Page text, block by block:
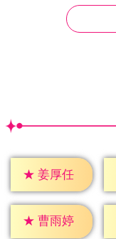
★ 姜厚任
★ 曹雨婷